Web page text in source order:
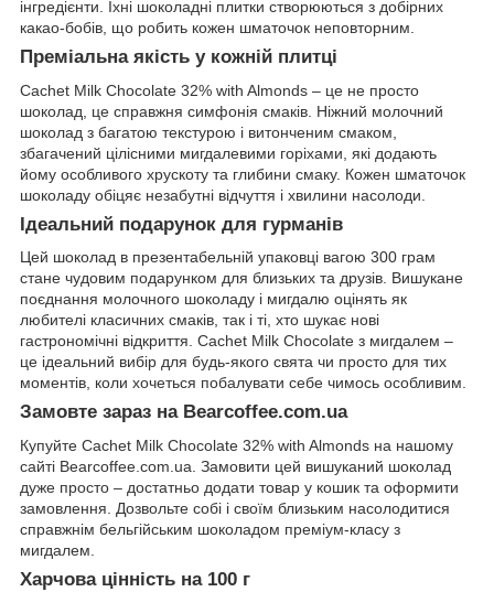
інгредієнти. Їхні шоколадні плитки створюються з добірних
какао-бобів, що робить кожен шматочок неповторним.
Преміальна якість у кожній плитці
Cachet Milk Chocolate 32% with Almonds – це не просто
шоколад, це справжня симфонія смаків. Ніжний молочний
шоколад з багатою текстурою і витонченим смаком,
збагачений цілісними мигдалевими горіхами, які додають
йому особливого хрускоту та глибини смаку. Кожен шматочок
шоколаду обіцяє незабутні відчуття і хвилини насолоди.
Ідеальний подарунок для гурманів
Цей шоколад в презентабельній упаковці вагою 300 грам
стане чудовим подарунком для близьких та друзів. Вишукане
поєднання молочного шоколаду і мигдалю оцінять як
любителі класичних смаків, так і ті, хто шукає нові
гастрономічні відкриття. Cachet Milk Chocolate з мигдалем –
це ідеальний вибір для будь-якого свята чи просто для тих
моментів, коли хочеться побалувати себе чимось особливим.
Замовте зараз на Bearcoffee.com.ua
Купуйте Cachet Milk Chocolate 32% with Almonds на нашому
сайті Bearcoffee.com.ua. Замовити цей вишуканий шоколад
дуже просто – достатньо додати товар у кошик та оформити
замовлення. Дозвольте собі і своїм близьким насолодитися
справжнім бельгійським шоколадом преміум-класу з
мигдалем.
Харчова цінність на 100 г